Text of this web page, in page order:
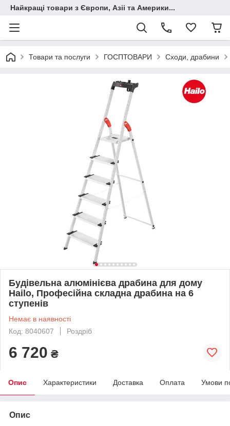
Найкращі товари з Європи, Азіі та Америки...
Товари та послуги ГОСПТОВАРИ Сходи, драбини
Будівельна алюмінієва драбина для дому
Hailo, Професійна складна драбина на 6
ступенів
Немає в наявності
Код: 8040607
Роздріб
6 720 ₴
Опис Характеристики Доставка Оплата Умови
Опис